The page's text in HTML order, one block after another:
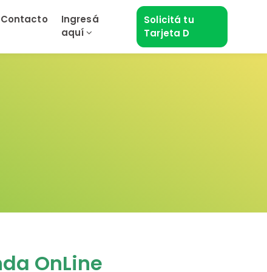
Contacto
Ingresá
aquí
Solicitá tu
Tarjeta D
OnLine